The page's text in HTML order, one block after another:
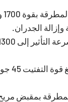
الجدران.
بمقبض